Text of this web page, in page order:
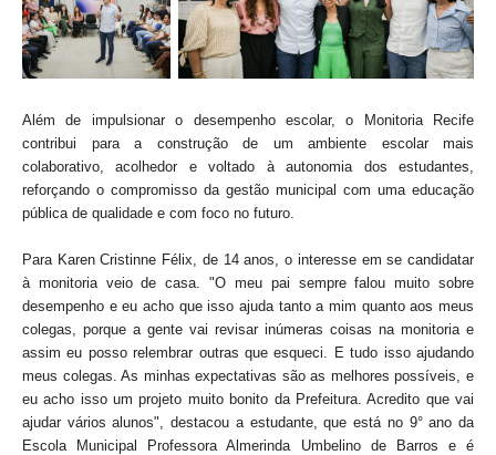
Além de impulsionar o desempenho escolar, o Monitoria Recife
contribui para a construção de um ambiente escolar mais
colaborativo, acolhedor e voltado à autonomia dos estudantes,
reforçando o compromisso da gestão municipal com uma educação
pública de qualidade e com foco no futuro.
Para Karen Cristinne Félix, de 14 anos, o interesse em se candidatar
à monitoria veio de casa. "O meu pai sempre falou muito sobre
desempenho e eu acho que isso ajuda tanto a mim quanto aos meus
colegas, porque a gente vai revisar inúmeras coisas na monitoria e
assim eu posso relembrar outras que esqueci. E tudo isso ajudando
meus colegas. As minhas expectativas são as melhores possíveis, e
eu acho isso um projeto muito bonito da Prefeitura. Acredito que vai
ajudar vários alunos", destacou a estudante, que está no 9° ano da
Escola Municipal Professora Almerinda Umbelino de Barros e é